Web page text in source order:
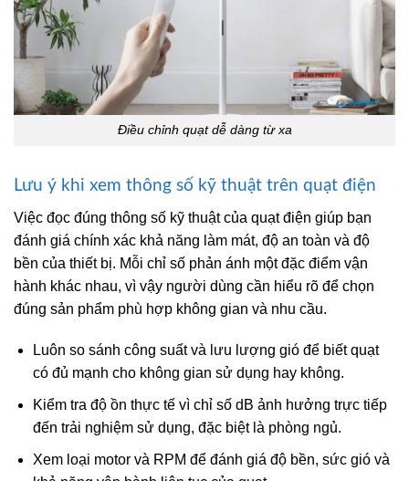
Điều chỉnh quạt dễ dàng từ xa
Lưu ý khi xem thông số kỹ thuật trên quạt điện
Việc đọc đúng thông số kỹ thuật của quạt điện giúp bạn
đánh giá chính xác khả năng làm mát, độ an toàn và độ
bền của thiết bị. Mỗi chỉ số phản ánh một đặc điểm vận
hành khác nhau, vì vậy người dùng cần hiểu rõ để chọn
đúng sản phẩm phù hợp không gian và nhu cầu.
Luôn so sánh công suất và lưu lượng gió để biết quạt
có đủ mạnh cho không gian sử dụng hay không.
Kiểm tra độ ồn thực tế vì chỉ số dB ảnh hưởng trực tiếp
đến trải nghiệm sử dụng, đặc biệt là phòng ngủ.
Xem loại motor và RPM để đánh giá độ bền, sức gió và